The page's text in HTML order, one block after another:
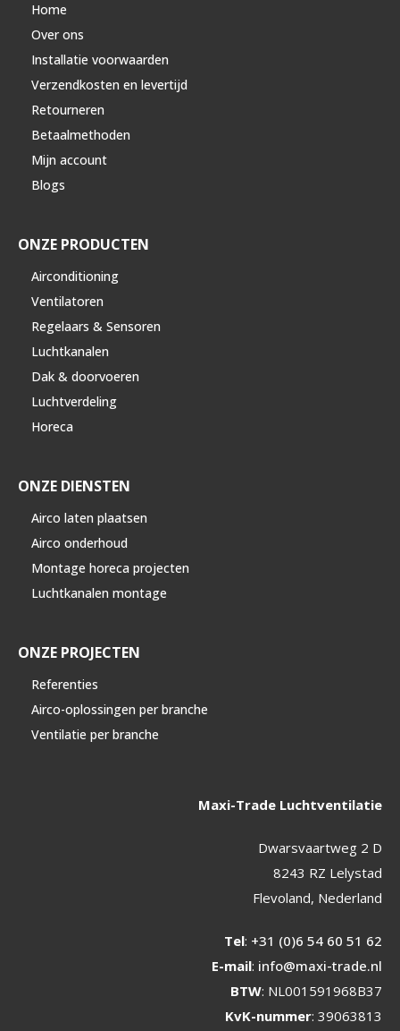
Home
Over ons
Installatie voorwaarden
Verzendkosten en levertijd
Retourneren
Betaalmethoden
Mijn account
Blogs
ONZE PRODUCTEN
Airconditioning
Ventilatoren
Regelaars & Sensoren
Luchtkanalen
Dak & doorvoeren
Luchtverdeling
Horeca
ONZE DIENSTEN
Airco laten plaatsen
Airco onderhoud
Montage horeca projecten
Luchtkanalen montage
ONZE PROJECTEN
Referenties
Airco-oplossingen per branche
Ventilatie per branche
Maxi-Trade Luchtventilatie
Dwarsvaartweg 2 D
8243 RZ Lelystad
Flevoland, Nederland
Tel: +31 (0)6 54 60 51 62
E-mail: info@maxi-trade.nl
BTW: NL001591968B37
KvK-nummer: 39063813